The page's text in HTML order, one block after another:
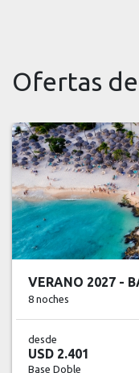
Ofertas
VERANO 2027 -
8 noches
desde
USD 2.401
Base Doble